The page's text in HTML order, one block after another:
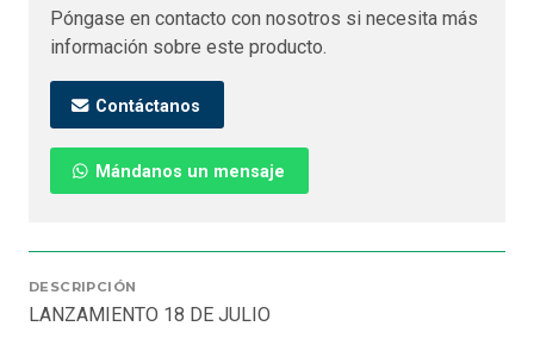
Póngase en contacto con nosotros si necesita más
información sobre este producto.
Contáctanos
Mándanos un mensaje
DESCRIPCIÓN
LANZAMIENTO 18 DE JULIO